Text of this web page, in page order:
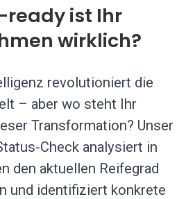
ready ist Ihr
wirklich?
revolutioniert die
– aber wo steht Ihr
Transformation? Unser
Check analysiert in
den aktuellen Reifegrad
und identifiziert konkrete